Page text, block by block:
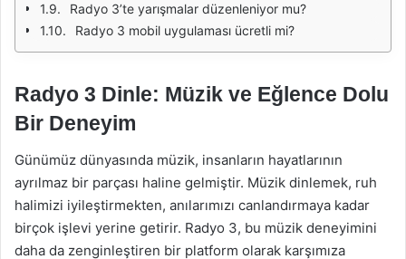
Radyo 3’te yarışmalar düzenleniyor mu?
Radyo 3 mobil uygulaması ücretli mi?
Radyo 3 Dinle: Müzik ve Eğlence Dolu
Bir Deneyim
Günümüz dünyasında müzik, insanların hayatlarının
ayrılmaz bir parçası haline gelmiştir. Müzik dinlemek, ruh
halimizi iyileştirmekten, anılarımızı canlandırmaya kadar
birçok işlevi yerine getirir. Radyo 3, bu müzik deneyimini
daha da zenginleştiren bir platform olarak karşımıza